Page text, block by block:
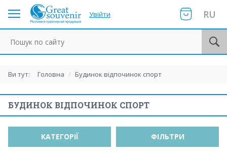
Увійти RU
Ви тут: Головна / Будинок відпочинок спорт
БУДИНОК ВІДПОЧИНОК СПОРТ
КАТЕГОРІЇ ФІЛЬТРИ